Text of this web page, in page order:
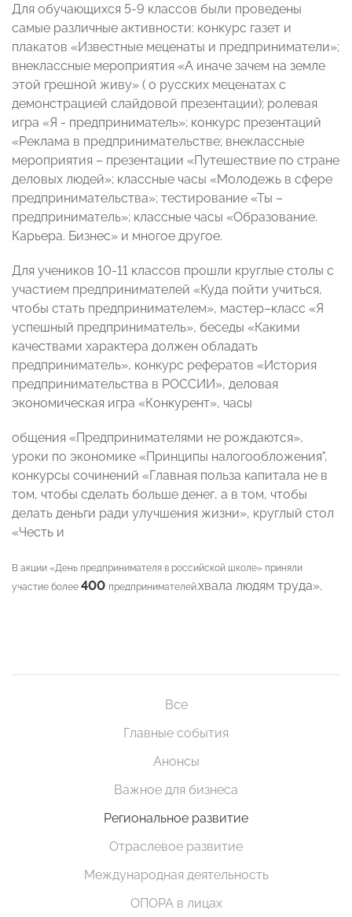
Для обучающихся 5-9 классов были проведены
самые различные активности: конкурс газет и
плакатов «Известные меценаты и предприниматели»;
внеклассные мероприятия «А иначе зачем на земле
этой грешной живу» ( о русских меценатах с
демонстрацией слайдовой презентации); ролевая
игра «Я - предприниматель»; конкурс презентаций
«Реклама в предпринимательстве; внеклассные
мероприятия – презентации «Путешествие по стране
деловых людей»; классные часы «Молодежь в сфере
предпринимательства»; тестирование «Ты –
предприниматель»; классные часы «Образование.
Карьера. Бизнес» и многое другое.
Для учеников 10-11 классов прошли круглые столы с
участием предпринимателей «Куда пойти учиться,
чтобы стать предпринимателем», мастер–класс «Я
успешный предприниматель», беседы «Какими
качествами характера должен обладать
предприниматель», конкурс рефератов «История
предпринимательства в РОССИИ», деловая
экономическая игра «Конкурент», часы
общения «Предпринимателями не рождаются»,
уроки по экономике «Принципы налогообложения",
конкурсы сочинений «Главная польза капитала не в
том, чтобы сделать больше денег, а в том, чтобы
делать деньги ради улучшения жизни», круглый стол
«Честь и
В акции «День предпринимателя в российской школе» приняли
участие более 400 предпринимателей.хвала людям труда».
Все
Главные события
Анонсы
Важное для бизнеса
Региональное развитие
Отраслевое развитие
Международная деятельность
ОПОРА в лицах